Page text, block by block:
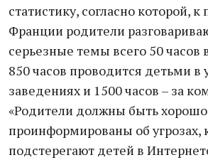
статистику, согласно которой,
Франции родители
серьезные темы всего 50 часов
850 часов проводится детьми в
заведениях и 1500 часов – за
«Родители должны быть хорошо
проинформированы об угрозах,
подстерегают детей в